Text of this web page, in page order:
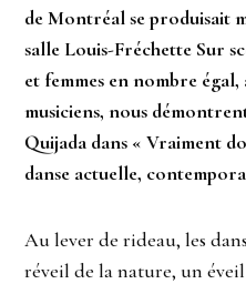
de Montréal se produisait
salle Louis-Fréchette Sur
et femmes en nombre
musiciens, nous
Quijada dans « Vraiment
danse actuelle,
Au lever de rideau, les
réveil de la nature, un